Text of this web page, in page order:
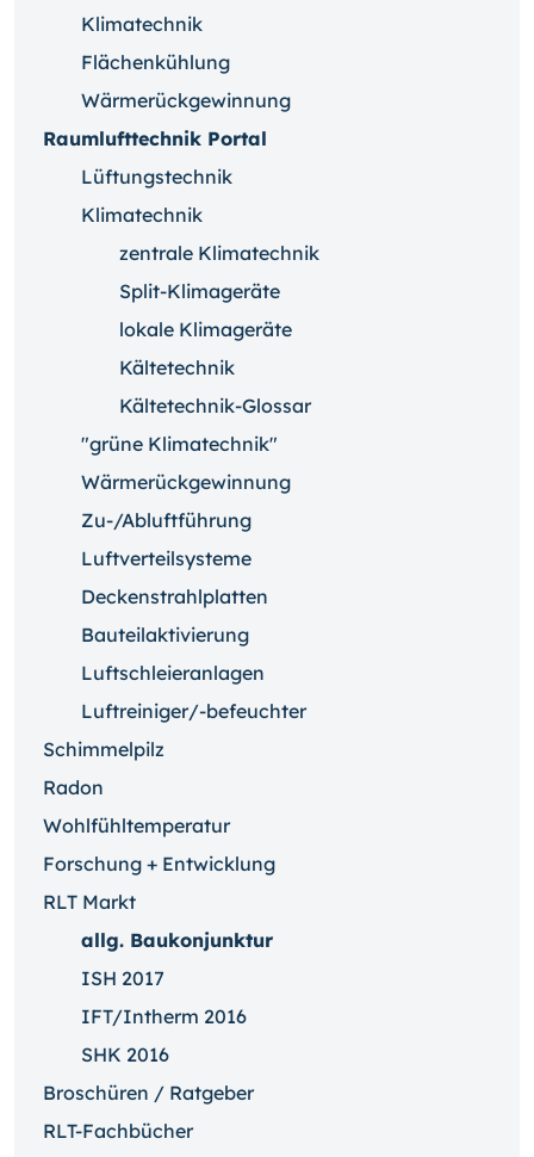
Klimatechnik
Flächenkühlung
Wärmerückgewinnung
Raumlufttechnik Portal
Lüftungstechnik
Klimatechnik
zentrale Klimatechnik
Split-Klimageräte
lokale Klimageräte
Kältetechnik
Kältetechnik-Glossar
"grüne Klimatechnik"
Wärmerückgewinnung
Zu-/Abluftführung
Luftverteilsysteme
Deckenstrahlplatten
Bauteilaktivierung
Luftschleieranlagen
Luftreiniger/-befeuchter
Schimmelpilz
Radon
Wohlfühltemperatur
Forschung + Entwicklung
RLT Markt
allg. Baukonjunktur
ISH 2017
IFT/Intherm 2016
SHK 2016
Broschüren / Ratgeber
RLT-Fachbücher